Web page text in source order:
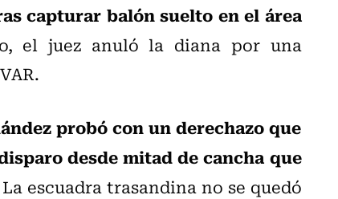
capturar balón suelto en el área
el juez anuló la diana por una
probó con un derechazo que
desde mitad de cancha que
escuadra trasandina no se quedó